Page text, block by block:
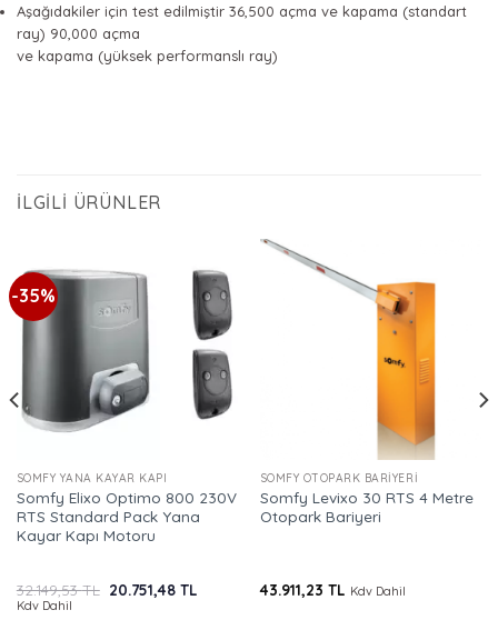
Aşağıdakiler için test edilmiştir 36,500 açma ve kapama (standart
ray) 90,000 açma
ve kapama (yüksek performanslı ray)
İLGILI ÜRÜNLER
-35%
SOMFY YANA KAYAR KAPI
Somfy Elixo Optimo 800 230V
RTS Standard Pack Yana
Kayar Kapı Motoru
32.149,53TL Orijinal
20.751,48 TL
Kdv Dahil
SOMFY OTOPARK BARIYERI
Somfy Levixo 30 RTS 4 Metre
Otopark Bariyeri
43.911,23 TL Kdv Dahil